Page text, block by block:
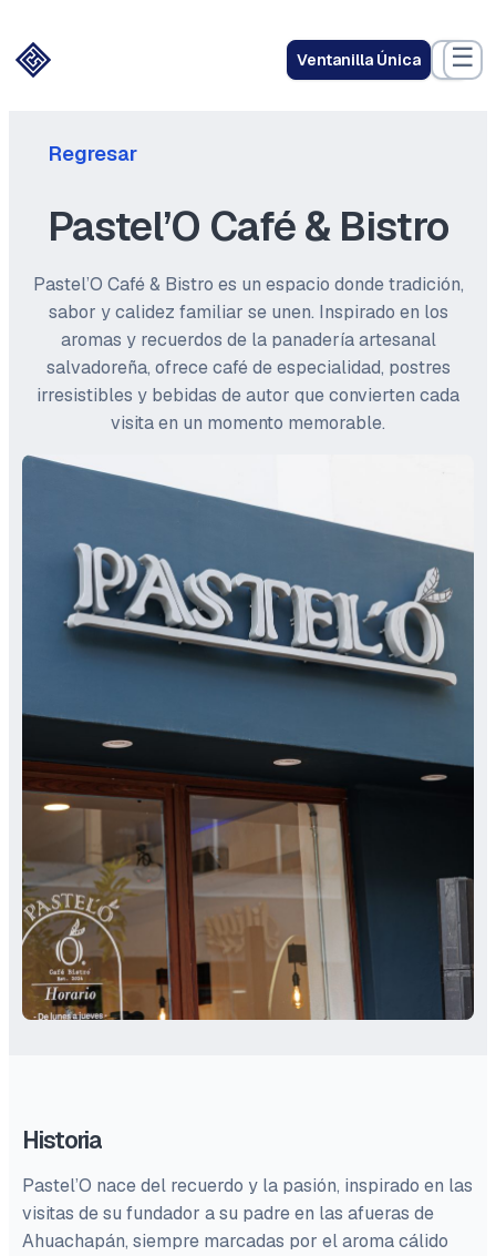
Ventanilla Única ☰
Regresar
Pastel’O Café & Bistro
Pastel’O Café & Bistro es un espacio donde tradición,
sabor y calidez familiar se unen. Inspirado en los
aromas y recuerdos de la panadería artesanal
salvadoreña, ofrece café de especialidad, postres
irresistibles y bebidas de autor que convierten cada
visita en un momento memorable.
Historia
Pastel’O nace del recuerdo y la pasión, inspirado en las
visitas de su fundador a su padre en las afueras de
Ahuachapán, siempre marcadas por el aroma cálido